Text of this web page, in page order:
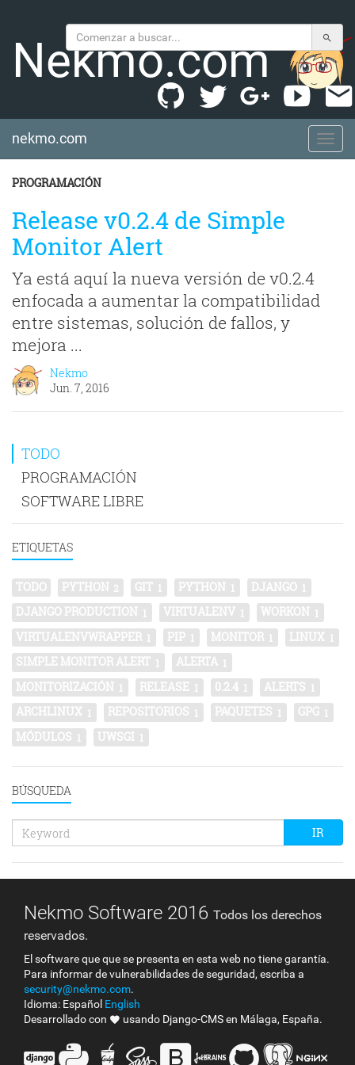
Nekmo.com
nekmo.com
PROGRAMACIÓN
Release v0.2.4 de Simple
Monitor Alert
Ya está aquí la nueva versión de v0.2.4
enfocada a aumentar la compatibilidad
entre sistemas, solución de fallos, y
mejora ...
Nekmo
Jun. 7, 2016
TODO
PROGRAMACIÓN
SOFTWARE LIBRE
ETIQUETAS
TODO PYTHON 2 GIT 1 PYTHON 1 DJANGO 1
DJANGO PRODUCTION 1 VIRTUALENV 1 WORKON 1
VIRTUALENVWRAPPER 1 PIP 1 MONITOR 1 LINUX 1
SIMPLE MONITOR ALERT 1 ALERTA 1
MONITORIZACIÓN 1 RELEASE 1 0.2.4 1 ALERTS 1
ARCHLINUX 1 REPOSITORIOS 1 PAQUETES 1 GPG 1
MÓDULOS 1 UWSGI 1
BÚSQUEDA
Keyword
search
IR
Nekmo Software 2016 Todos los derechos
reservados.
El software que que se presenta en esta web no tiene garantía.
Para informar de vulnerabilidades de seguridad, escriba a
security@nekmo.com.
Idioma: Español English
Desarrollado con
usando Django-CMSen Málaga, España.